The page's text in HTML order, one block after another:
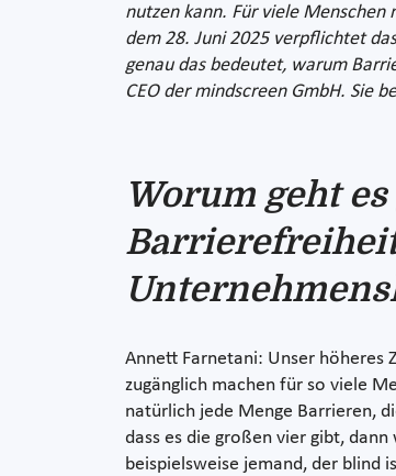
nutzen kann. Für viele Menschen
dem 28. Juni 2025 verpflichtet
genau das bedeutet, warum
CEO der mindscreen GmbH. Sie
Worum geht
Annett Farnetani: Unser höheres
zugänglich machen für so viele
natürlich jede Menge Barrieren,
dass es die großen vier gibt,
beispielsweise jemand, der blind